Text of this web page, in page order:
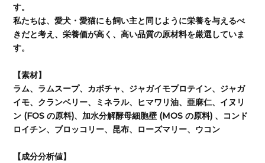
す。
私たちは、愛犬・愛猫にも飼い主と同じように栄養を与えるべ
きだと考え、栄養価が高く、高い品質の原材料を厳選していま
す。
【素材】
ラム、ラムスープ、カボチャ、ジャガイモプロテイン、ジャガ
イモ、クランベリー、ミネラル、ヒマワリ油、亜麻仁、イヌリ
ン (FOS の原料)、加水分解酵母細胞壁 (MOS の原料) 、コンド
ロイチン、ブロッコリー、昆布、ローズマリー、ウコン
【成分分析値】